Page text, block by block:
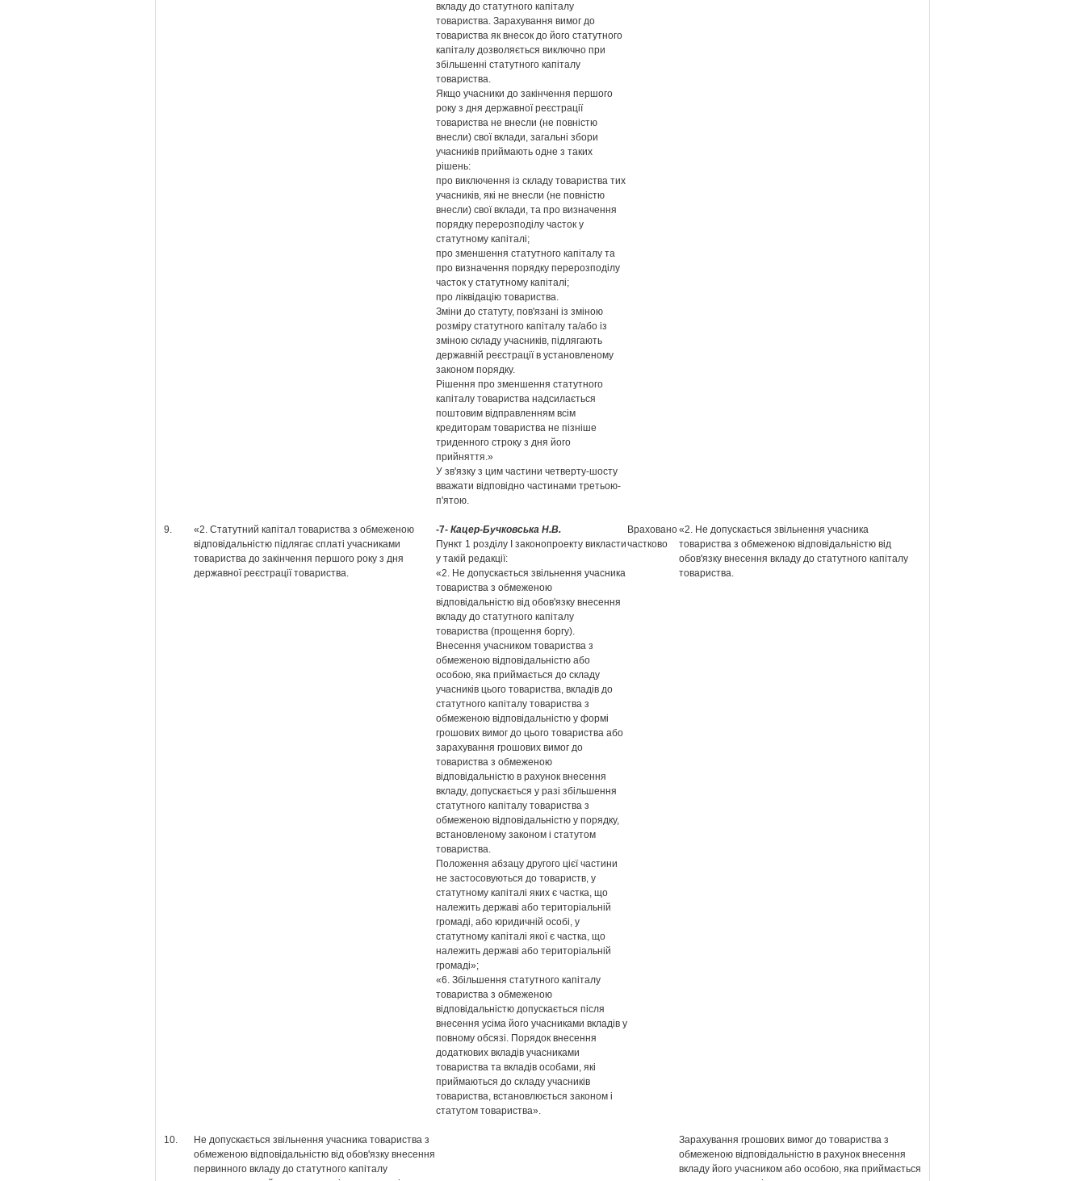
вкладу до статутного капіталу
товариства. Зарахування вимог до
товариства як внесок до його статутного
капіталу дозволяється виключно при
збільшенні статутного капіталу
товариства.
Якщо учасники до закінчення першого
року з дня державної реєстрації
товариства не внесли (не повністю
внесли) свої вклади, загальні збори
учасників приймають одне з таких
рішень:
про виключення із складу товариства тих
учасників, які не внесли (не повністю
внесли) свої вклади, та про визначення
порядку перерозподілу часток у
статутному капіталі;
про зменшення статутного капіталу та
про визначення порядку перерозподілу
часток у статутному капіталі;
про ліквідацію товариства.
Зміни до статуту, пов'язані із зміною
розміру статутного капіталу та/або із
зміною складу учасників, підлягають
державній реєстрації в установленому
законом порядку.
Рішення про зменшення статутного
капіталу товариства надсилається
поштовим відправленням всім
кредиторам товариства не пізніше
триденного строку з дня його
прийняття.»
У зв'язку з цим частини четверту-шосту
вважати відповідно частинами третьою-
п'ятою.
9.
«2. Статутний капітал товариства з обмеженою
відповідальністю підлягає сплаті учасниками
товариства до закінчення першого року з дня
державної реєстрації товариства.
-7- Кацер-Бучковська Н.В.
Пункт 1 розділу І законопроекту викласти
у такій редакції:
«2. Не допускається звільнення учасника
товариства з обмеженою
відповідальністю від обов'язку внесення
вкладу до статутного капіталу
товариства (прощення боргу).
Внесення учасником товариства з
обмеженою відповідальністю або
особою, яка приймається до складу
учасників цього товариства, вкладів до
статутного капіталу товариства з
обмеженою відповідальністю у формі
грошових вимог до цього товариства або
зарахування грошових вимог до
товариства з обмеженою
відповідальністю в рахунок внесення
вкладу, допускається у разі збільшення
статутного капіталу товариства з
обмеженою відповідальністю у порядку,
встановленому законом і статутом
товариства.
Положення абзацу другого цієї частини
не застосовуються до товариств, у
статутному капіталі яких є частка, що
належить державі або територіальній
громаді, або юридичній особі, у
статутному капіталі якої є частка, що
належить державі або територіальній
громаді»;
«6. Збільшення статутного капіталу
товариства з обмеженою
відповідальністю допускається після
внесення усіма його учасниками вкладів у
повному обсязі. Порядок внесення
додаткових вкладів учасниками
товариства та вкладів особами, які
приймаються до складу учасників
товариства, встановлюється законом і
статутом товариства».
Враховано
частково
«2. Не допускається звільнення учасника
товариства з обмеженою відповідальністю від
обов'язку внесення вкладу до статутного капіталу
товариства.
10.
Не допускається звільнення учасника товариства з
обмеженою відповідальністю від обов'язку внесення
первинного вкладу до статутного капіталу
Зарахування грошових вимог до товариства з
обмеженою відповідальністю в рахунок внесення
вкладу його учасником або особою, яка приймається